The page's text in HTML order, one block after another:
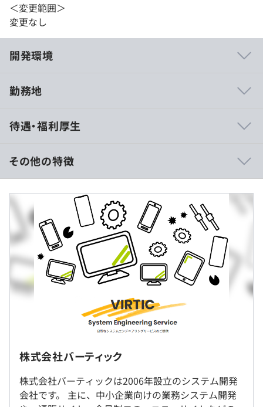
＜変更範囲＞
変更なし
開発環境
選べます。
＜人事管理システム＞
・人事異動、異動履歴
・会社組織図
・交替勤務
・出退勤
＜在庫管理システム＞
・商品管理
・通販サイト・・・Magentoをカスタマイズした、ショ
ッピングサイトの構築
勤務地
※お客さま先（山手線圏内）での勤務となります。
待遇・福利厚生
《年収400万～600万円の事例の場合》
■賃金形態：年俸制（年俸を12分割）
■賃金の決定方法：当社規定により決定
■月給：約33万〜50万円（固定残業代を含む）
■基本給：約29万～46万円
■固定残業代：20時間分
※超過分は別途支給
※ 20時間残業をしなくても、20時間分の見込残業代を
支給
■その他定額手当：4万円
その他の特徴
株式会社バーティック
株式会社バーティックは2006年設立のシステム開発
会社です。 主に、中小企業向けの業務システム開発